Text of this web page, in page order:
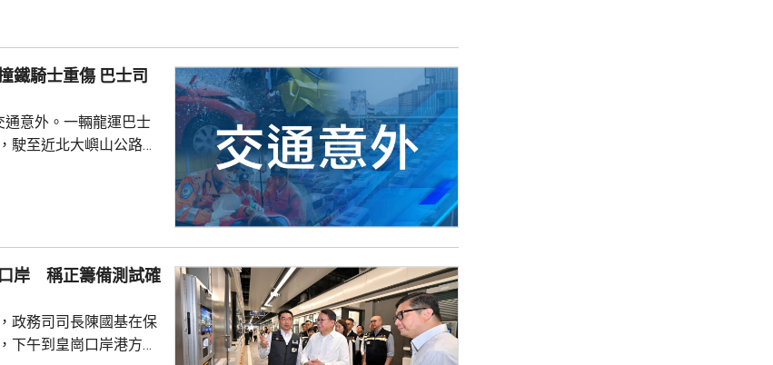
頭
牌私人...
士重傷 巴士司
意外。一輛龍運巴士
駛至近北大嶼山公路出
北大嶼山醫院治理。
，已即時暫停涉事車長
慰問傷者，並會配合警
岸 稱正籌備測試確
政務司司長陳國基在保
下午到皇崗口岸港方口